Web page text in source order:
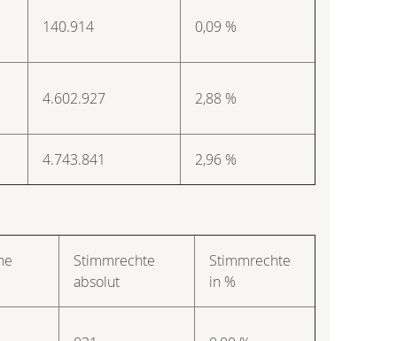
140.914 0,09 %
4.602.927 2,88 %
4.743.841 2,96 %
Stimmrechte
absolut
Stimmrechte
in %